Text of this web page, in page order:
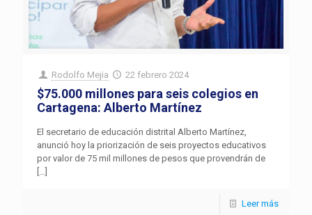
Rodolfo Mejia 22 febrero 2024
$75.000 millones para seis colegios en
Cartagena: Alberto Martínez
El secretario de educación distrital Alberto Martínez,
anunció hoy la priorización de seis proyectos educativos
por valor de 75 mil millones de pesos que provendrán de
Leer más